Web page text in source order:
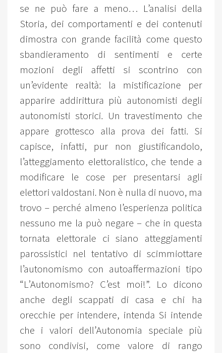
se ne può fare a meno… L’analisi della
Storia, dei comportamenti e dei contenuti
dimostra con grande facilità come questo
sbandieramento di sentimenti e certe
mozioni degli affetti si scontrino con
un’evidente realtà: la mistificazione per
apparire addirittura più autonomisti degli
autonomisti storici. Un travestimento che
appare grottesco alla prova dei fatti. Si
capisce, infatti, pur non giustificandolo,
l’atteggiamento elettoralistico, che tende a
modificare le cose per presentarsi agli
elettori valdostani. Non è nulla di nuovo, ma
trovo – perché almeno l’esperienza politica
nessuno me la può negare – che in questa
tornata elettorale ci siano atteggiamenti
parossistici nel tentativo di scimmiottare
l’autonomismo con autoaffermazioni tipo
“L’Autonomismo? C’est moi!”. Lo dicono
anche degli scappati di casa e chi ha
orecchie per intendere, intenda Si intende
che i valori dell’Autonomia speciale più
sono condivisi, come valore di rango